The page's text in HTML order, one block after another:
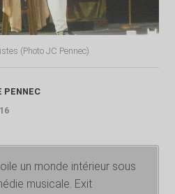
(Photo JC Pennec)
PENNEC
un monde intérieur sous
musicale. Exit